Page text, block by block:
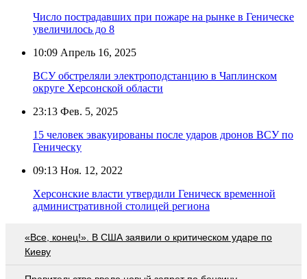
Число пострадавших при пожаре на рынке в Геническе
увеличилось до 8
10:09 Апрель 16, 2025
ВСУ обстреляли электроподстанцию в Чаплинском
округе Херсонской области
23:13 Фев. 5, 2025
15 человек эвакуированы после ударов дронов ВСУ по
Геническу
09:13 Ноя. 12, 2022
Херсонские власти утвердили Геническ временной
административной столицей региона
«Все, конец!». В США заявили о критическом ударе по
Киеву